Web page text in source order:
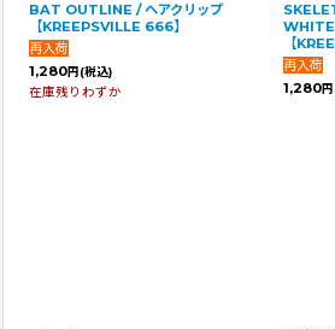
BAT OUTLINE / ヘアクリップ
【KREEPSVILLE 666】
1,280円 (税込)
在庫残りわずか
WHITE
【
1,280円